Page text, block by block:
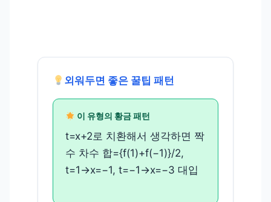
외워두면 좋은 꿀팁 패턴
이 유형의 황금 패턴
t=x+2로 치환해서 생각하면 짝
수 차수 합={f(1)+f(−1)}/2,
t=1→x=−1, t=−1→x=−3 대입